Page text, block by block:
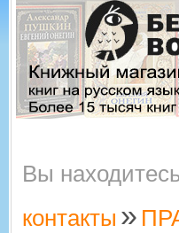
Вы
контакты »